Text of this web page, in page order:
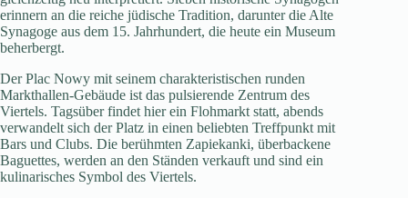
erinnern an die reiche jüdische Tradition, darunter die Alte
Synagoge aus dem 15. Jahrhundert, die heute ein Museum
beherbergt.
Der Plac Nowy mit seinem charakteristischen runden
Markthallen-Gebäude ist das pulsierende Zentrum des
Viertels. Tagsüber findet hier ein Flohmarkt statt, abends
verwandelt sich der Platz in einen beliebten Treffpunkt mit
Bars und Clubs. Die berühmten Zapiekanki, überbackene
Baguettes, werden an den Ständen verkauft und sind ein
kulinarisches Symbol des Viertels.